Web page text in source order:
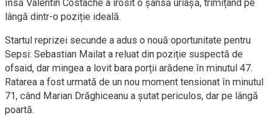
însă Valentin Costache a irosit o șansă uriașă, trimițând pe
lângă dintr-o poziție ideală.
Startul reprizei secunde a adus o nouă oportunitate pentru
Sepsi: Sebastian Mailat a reluat din poziție suspectă de
ofsaid, dar mingea a lovit bara porții arădene în minutul 47.
Ratarea a fost urmată de un nou moment tensionat în minutul
71, când Marian Drăghiceanu a șutat periculos, dar pe lângă
poartă.